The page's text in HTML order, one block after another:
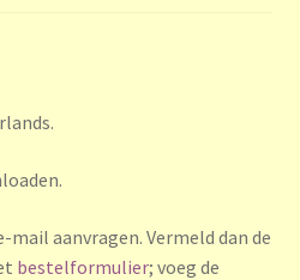
mail aanvragen. Vermeld dan de
bestelformulier; voeg de